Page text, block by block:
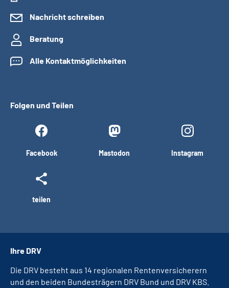
Nachricht schreiben
Beratung
Alle Kontaktmöglichkeiten
Folgen und Teilen
Facebook Mastodon Instagram
teilen
Ihre DRV
Die DRV besteht aus 14 regionalen Rentenversicherern
und den beiden Bundesträgern DRV Bund und DRV KBS.